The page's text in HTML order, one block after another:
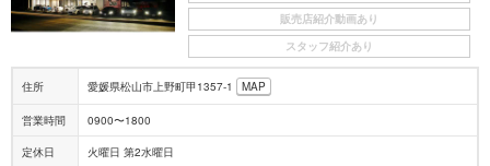
販売店紹介動画あり
スタッフ紹介あり
住所 愛媛県松山市上野町甲1357-1 MAP
営業時間 0900〜1800
定休日 火曜日 第2水曜日